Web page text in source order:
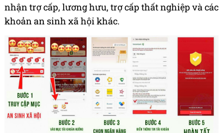
nhận trợ cấp, lương hưu, trợ cấp thất nghiệp và các
khoản an sinh xã hội khác.